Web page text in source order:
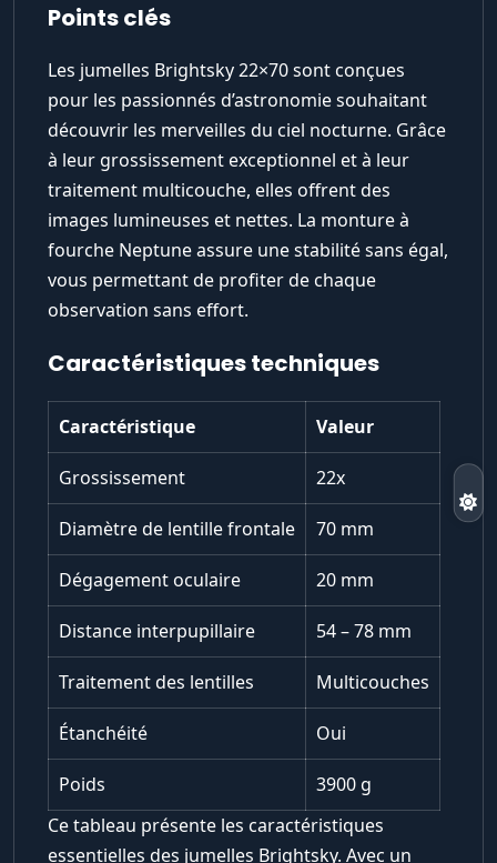
Points clés
Les jumelles Brightsky 22×70 sont conçues
pour les passionnés d’astronomie souhaitant
découvrir les merveilles du ciel nocturne. Grâce
à leur grossissement exceptionnel et à leur
traitement multicouche, elles offrent des
images lumineuses et nettes. La monture à
fourche Neptune assure une stabilité sans égal,
vous permettant de profiter de chaque
observation sans effort.
Caractéristiques techniques
Caractéristique Valeur
Grossissement 22x
Diamètre de lentille frontale 70 mm
Dégagement oculaire 20 mm
Distance interpupillaire 54 – 78 mm
Traitement des lentilles Multicouches
Étanchéité Oui
Poids
3900 g
Ce tableau présente les caractéristiques
essentielles des jumelles Brightsky. Avec un